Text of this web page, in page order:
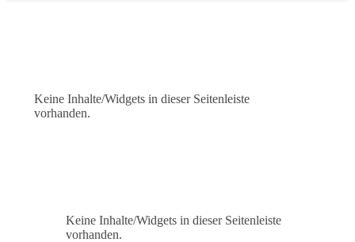
Keine Inhalte/Widgets in dieser Seitenleiste
vorhanden.
Keine Inhalte/Widgets in dieser Seitenleiste
vorhanden.